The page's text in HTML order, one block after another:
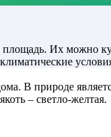
Их можно
В природе
– светло-желтая.